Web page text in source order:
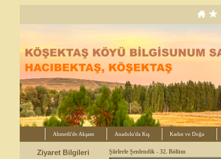
Ahmetli'de Akşam Anadolu'da Kış Kadın ve Doğa
Ziyaret Bilgileri Şiirlerle Şenlendik - 32. Bölüm